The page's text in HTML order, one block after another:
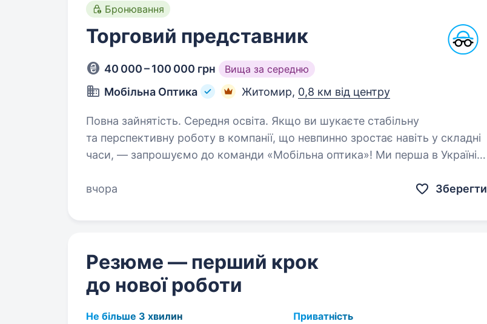
Бронювання
Торговий представник
40 000 – 100 000 грн Вища за середню
Мобільна Оптика Житомир, 0,8 км від центру
Повна зайнятість. Середня освіта. Якщо ви шукаєте стабільну
та перспективну роботу в компанії, що невпинно зростає навіть у складні
часи, — запрошуємо до команди «Мобільна оптика»! Ми перша в Україні
вчора
Зберегти
Резюме — перший крок
до нової роботи
Не більше 3 хвилин
Приватність